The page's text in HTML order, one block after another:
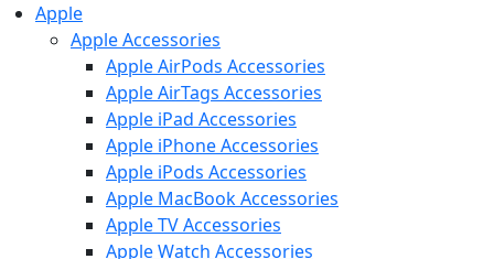
Apple
Apple Accessories
Apple AirPods Accessories
Apple AirTags Accessories
Apple iPad Accessories
Apple iPhone Accessories
Apple iPods Accessories
Apple MacBook Accessories
Apple TV Accessories
Apple Watch Accessories